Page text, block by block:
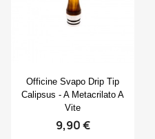
Anteprima
Officine Svapo Drip Tip
Calipsus - A Metacrilato A
Vite
9,90 €